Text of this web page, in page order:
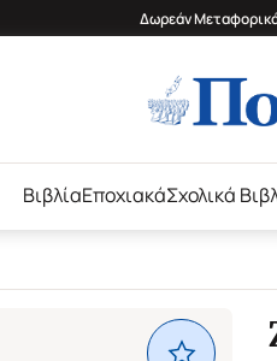
Δωρεάν
ΒιβλίαΕποχιακάΣχολικά